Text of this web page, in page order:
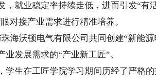
就业稳定率持续走低，进而引发“有
对接产业需求进行精准培养。
沃顿电气有限公司共同创建“新能源
发展需求的“产业新工匠”。
生在工匠学院学习期间历经了严格的